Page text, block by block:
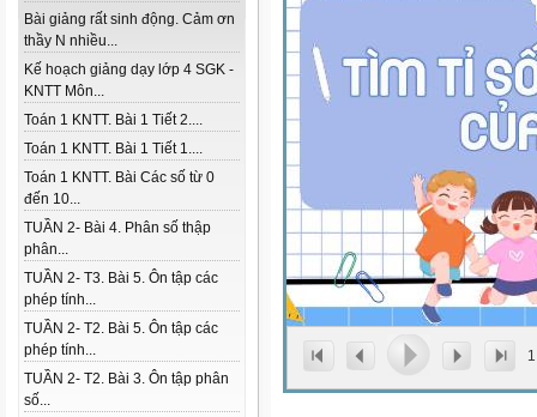
Bài giảng rất sinh động. Cảm ơn
thầy N nhiều...
Kế hoạch giảng dạy lớp 4 SGK -
KNTT Môn...
Toán 1 KNTT. Bài 1 Tiết 2....
Toán 1 KNTT. Bài 1 Tiết 1....
Toán 1 KNTT. Bài Các số từ 0
đến 10...
TUẦN 2- Bài 4. Phân số thập
phân...
TUẦN 2- T3. Bài 5. Ôn tập các
phép tính...
TUẦN 2- T2. Bài 5. Ôn tập các
phép tính...
TUẦN 2- T2. Bài 3. Ôn tập phân
số...
1